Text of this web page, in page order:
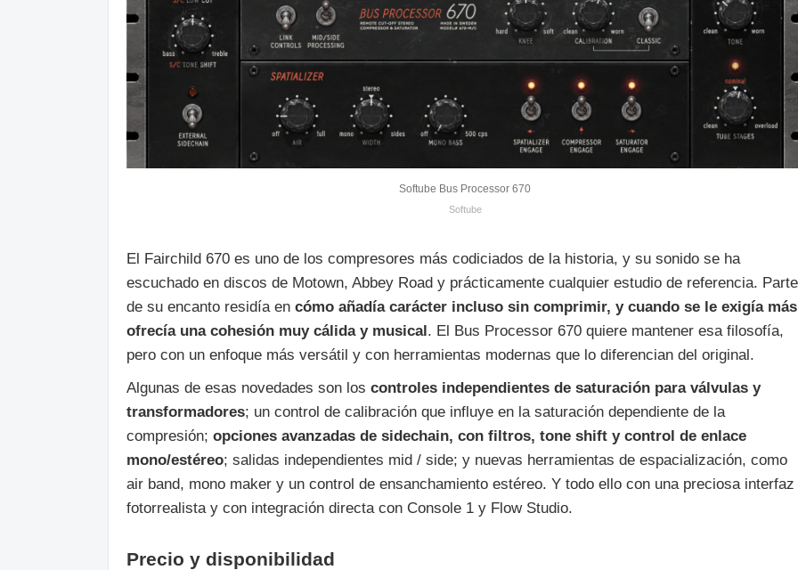
Softube Bus Processor 670
Softube
El Fairchild 670 es uno de los compresores más codiciados de la historia, y su sonido se ha
escuchado en discos de Motown, Abbey Road y prácticamente cualquier estudio de referencia. Parte
de su encanto residía en cómo añadía carácter incluso sin comprimir, y cuando se le exigía
ofrecía una cohesión muy cálida y musical . El Bus Processor 670 quiere mantener esa filosofía,
pero con un enfoque más versátil y con herramientas modernas que lo diferencian del original.
Algunas de esas novedades son los controles independientes de saturación para válvulas y
transformadores; un control de calibración que influye en la saturación dependiente de la
compresión; opciones avanzadas de sidechain, con filtros, tone shift y control de enlace
mono/estéreo; salidas independientes mid / side; y nuevas herramientas de espacialización, como
air band, mono maker y un control de ensanchamiento estéreo. Y todo ello con una preciosa interfaz
fotorrealista y con integración directa con Console 1 y Flow Studio.
Precio y disponibilidad